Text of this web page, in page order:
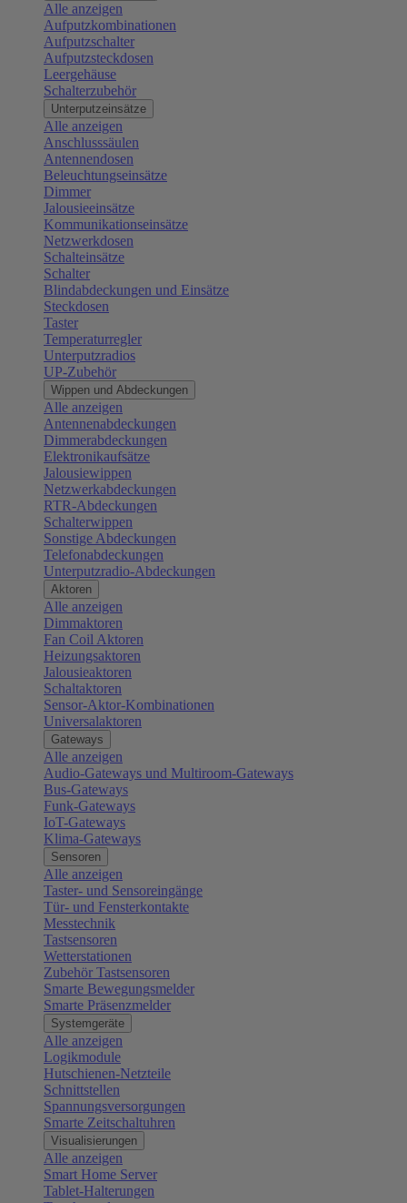
Alle anzeigen
Aufputzkombinationen
Aufputzschalter
Aufputzsteckdosen
Leergehäuse
Schalterzubehör
Unterputzeinsätze
Alle anzeigen
Anschlusssäulen
Antennendosen
Beleuchtungseinsätze
Dimmer
Jalousieeinsätze
Kommunikationseinsätze
Netzwerkdosen
Schalteinsätze
Schalter
Blindabdeckungen und Einsätze
Steckdosen
Taster
Temperaturregler
Unterputzradios
UP-Zubehör
Wippen und Abdeckungen
Alle anzeigen
Antennenabdeckungen
Dimmerabdeckungen
Elektronikaufsätze
Jalousiewippen
Netzwerkabdeckungen
RTR-Abdeckungen
Schalterwippen
Sonstige Abdeckungen
Telefonabdeckungen
Unterputzradio-Abdeckungen
Aktoren
Alle anzeigen
Dimmaktoren
Fan Coil Aktoren
Heizungsaktoren
Jalousieaktoren
Schaltaktoren
Sensor-Aktor-Kombinationen
Universalaktoren
Gateways
Alle anzeigen
Audio-Gateways und Multiroom-Gateways
Bus-Gateways
Funk-Gateways
IoT-Gateways
Klima-Gateways
Sensoren
Alle anzeigen
Taster- und Sensoreingänge
Tür- und Fensterkontakte
Messtechnik
Tastsensoren
Wetterstationen
Zubehör Tastsensoren
Smarte Bewegungsmelder
Smarte Präsenzmelder
Systemgeräte
Alle anzeigen
Logikmodule
Hutschienen-Netzteile
Schnittstellen
Spannungsversorgungen
Smarte Zeitschaltuhren
Visualisierungen
Alle anzeigen
Smart Home Server
Tablet-Halterungen